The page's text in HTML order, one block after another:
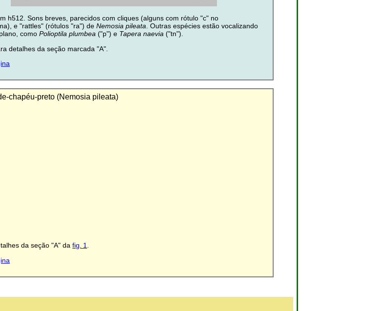
h512. Sons breves, parecidos com cliques (alguns com rótulo "c" no
e "rattles" (rótulos "ra") deNemosia pileata . Outras espécies estão vocalizando
comoPolioptila plumbea ("p") e Tapera naevia ("tn").
detalhes da seção marcada "A".
da seção "A" dafig. 1